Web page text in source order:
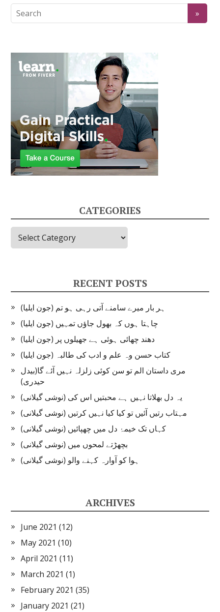
CATEGORIES
Categories
RECENT POSTS
ہر بار میرے سامنے آتی رہی ہو تم (جون ایلیا)
چاہتا ہوں کہ بھول جاؤں تمہیں (جون ایلیا)
دھند چھائی ہوئی ہے جھیلوں پر (جون ایلیا)
کتاب حسن وہ علم و ادب کی طالبہ (جون ایلیا)
مری داستان الم تو سن کوئی زلزلہ نہیں آئے گا(بیدل
حیدری)
یہ دل بھلاتا نہیں ہے محبتیں اس کی (نوشی گیلانی)
مہتاب رتیں آئیں تو کیا کیا نہیں کرتیں (نوشی گیلانی)
کہاں تک خیمۂ دل میں چھپائیں (نوشی گیلانی)
بچھڑتے لمحوں میں (نوشی گیلانی)
ہوا کو آوارہ کہنے والو (نوشی گیلانی)
ARCHIVES
June 2021 (12)
May 2021 (10)
April 2021 (11)
March 2021 (1)
February 2021 (35)
January 2021 (21)